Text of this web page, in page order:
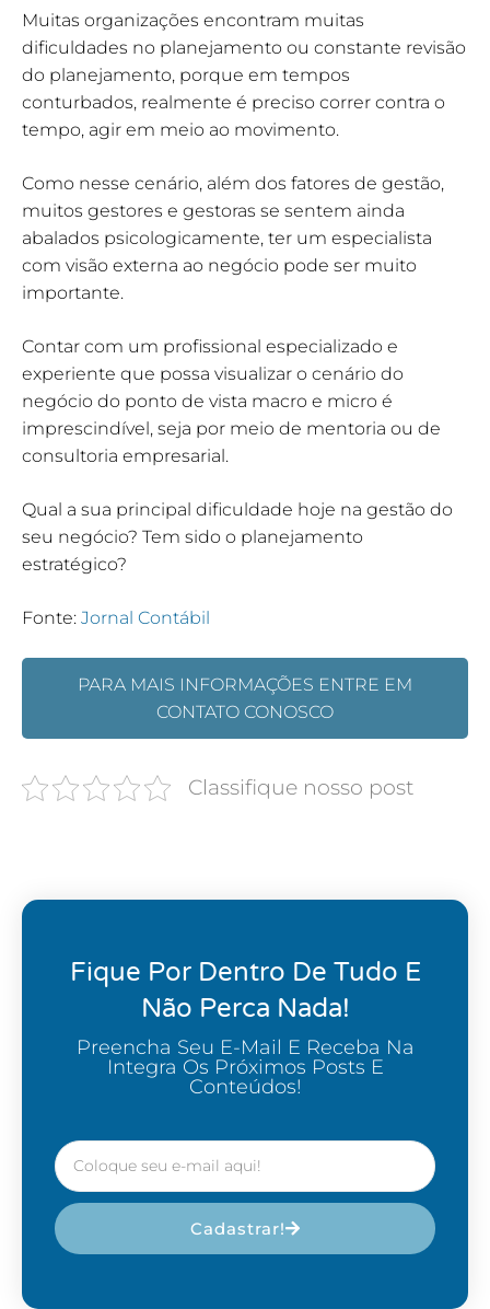
Muitas organizações encontram muitas
dificuldades no planejamento ou constante revisão
do planejamento, porque em tempos
conturbados, realmente é preciso correr contra o
tempo, agir em meio ao movimento.
Como nesse cenário, além dos fatores de gestão,
muitos gestores e gestoras se sentem ainda
abalados psicologicamente, ter um especialista
com visão externa ao negócio pode ser muito
importante.
Contar com um profissional especializado e
experiente que possa visualizar o cenário do
negócio do ponto de vista macro e micro é
imprescindível, seja por meio de mentoria ou de
consultoria empresarial.
Qual a sua principal dificuldade hoje na gestão do
seu negócio? Tem sido o planejamento
estratégico?
Fonte: Jornal Contábil
PARA MAIS INFORMAÇÕES ENTRE EM
CONTATO CONOSCO
Classifique nosso post
Fique Por Dentro De Tudo E
Não Perca Nada!
Preencha Seu E-Mail E Receba Na
Integra Os Próximos Posts E
Conteúdos!
Cadastrar!